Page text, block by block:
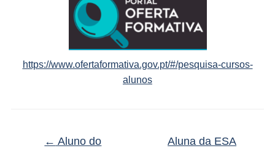
https://www.ofertaformativa.gov.pt/#/pesquisa-cursos-
alunos
← Aluno do
Aluna da ESA